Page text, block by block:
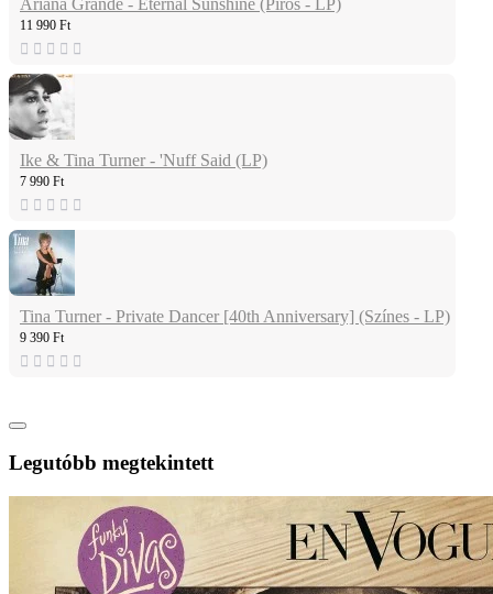
Ariana Grande - Eternal Sunshine (Piros - LP)
11 990 Ft
Ike & Tina Turner - 'Nuff Said (LP)
7 990 Ft
Tina Turner - Private Dancer [40th Anniversary] (Színes - LP)
9 390 Ft
Legutóbb megtekintett